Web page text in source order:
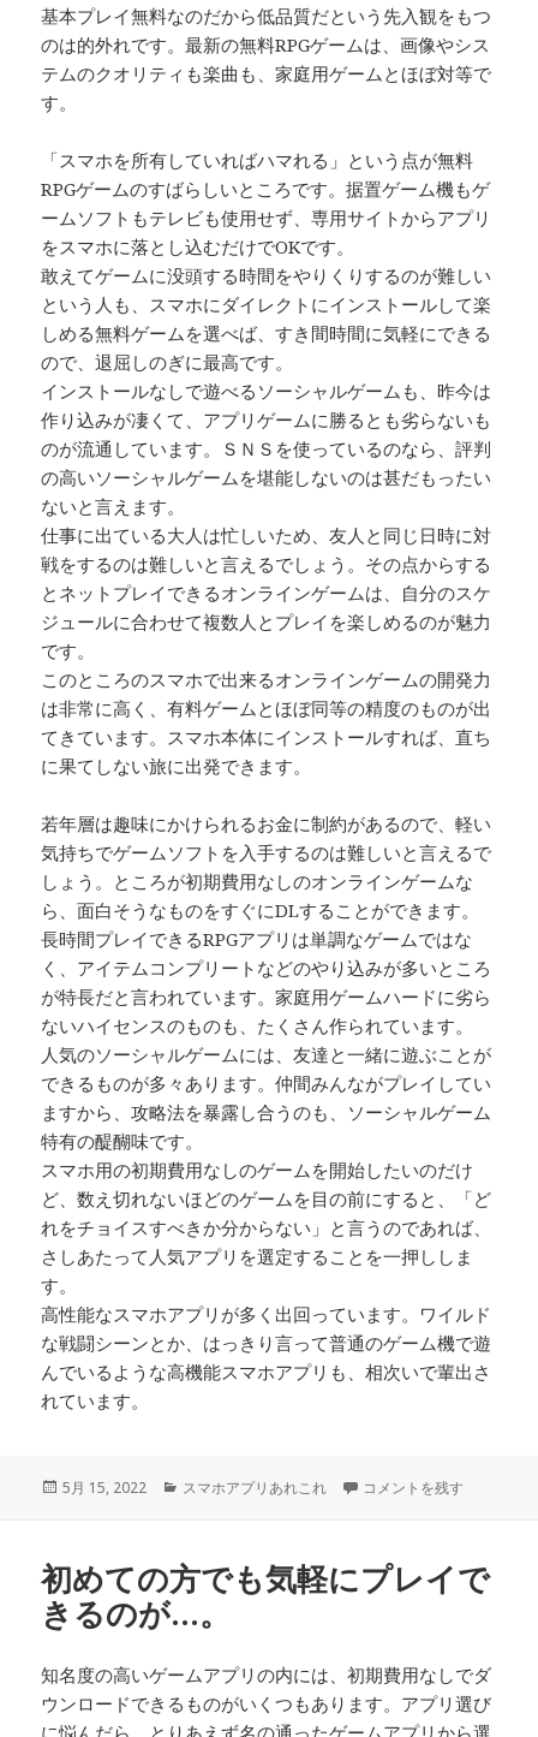
基本プレイ無料なのだから低品質だという先入観をもつ
のは的外れです。最新の無料RPGゲームは、画像やシス
テムのクオリティも楽曲も、家庭用ゲームとほぼ対等で
す。
「スマホを所有していればハマれる」という点が無料
RPGゲームのすばらしいところです。据置ゲーム機もゲ
ームソフトもテレビも使用せず、専用サイトからアプリ
をスマホに落とし込むだけでOKです。
敢えてゲームに没頭する時間をやりくりするのが難しい
という人も、スマホにダイレクトにインストールして楽
しめる無料ゲームを選べば、すき間時間に気軽にできる
ので、退屈しのぎに最高です。
インストールなしで遊べるソーシャルゲームも、昨今は
作り込みが凄くて、アプリゲームに勝るとも劣らないも
のが流通しています。ＳＮＳを使っているのなら、評判
の高いソーシャルゲームを堪能しないのは甚だもったい
ないと言えます。
仕事に出ている大人は忙しいため、友人と同じ日時に対
戦をするのは難しいと言えるでしょう。その点からする
とネットプレイできるオンラインゲームは、自分のスケ
ジュールに合わせて複数人とプレイを楽しめるのが魅力
です。
このところのスマホで出来るオンラインゲームの開発力
は非常に高く、有料ゲームとほぼ同等の精度のものが出
てきています。スマホ本体にインストールすれば、直ち
に果てしない旅に出発できます。
若年層は趣味にかけられるお金に制約があるので、軽い
気持ちでゲームソフトを入手するのは難しいと言えるで
しょう。ところが初期費用なしのオンラインゲームな
ら、面白そうなものをすぐにDLすることができます。
長時間プレイできるRPGアプリは単調なゲームではな
く、アイテムコンプリートなどのやり込みが多いところ
が特長だと言われています。家庭用ゲームハードに劣ら
ないハイセンスのものも、たくさん作られています。
人気のソーシャルゲームには、友達と一緒に遊ぶことが
できるものが多々あります。仲間みんながプレイしてい
ますから、攻略法を暴露し合うのも、ソーシャルゲーム
特有の醍醐味です。
スマホ用の初期費用なしのゲームを開始したいのだけ
ど、数え切れないほどのゲームを目の前にすると、「ど
れをチョイスすべきか分からない」と言うのであれば、
さしあたって人気アプリを選定することを一押ししま
す。
高性能なスマホアプリが多く出回っています。ワイルド
な戦闘シーンとか、はっきり言って普通のゲーム機で遊
んでいるような高機能スマホアプリも、相次いで輩出さ
れています。
投
5月 15, 2022
カ
ー
スマホアプリあれこれ 仕事に出ている大人は忙
コメントを残す
初めての方でも気軽にプレイで
きるのが…。
知名度の高いゲームアプリの内には、初期費用なしでダ
ウンロードできるものがいくつもあります。アプリ選び